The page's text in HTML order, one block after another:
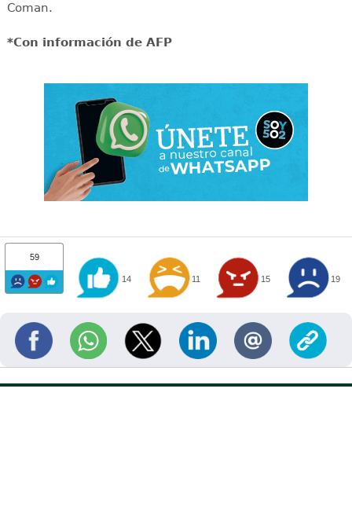
Coman.
*Con información de AFP
59
14 11 15 19